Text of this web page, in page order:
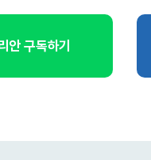
안 구독하기